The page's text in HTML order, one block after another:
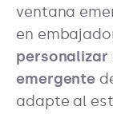
ventana
en
personalizar
emergente
adapte al